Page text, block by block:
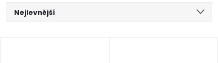
Ř
a
Nejlevnější